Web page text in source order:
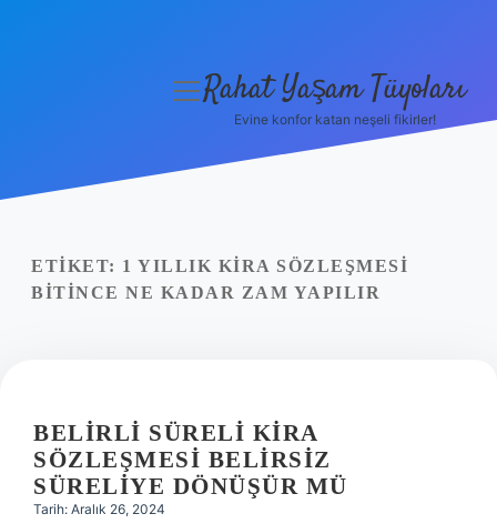
Yasal Uyarı
menüyü
Rahat Yaşam Tüyoları
Evine konfor katan neşeli fikirler!
ETIKET: 1 YILLIK KIRA SÖZLEŞMESI
BITINCE NE KADAR ZAM YAPILIR
BELIRLI SÜRELI KIRA
SÖZLEŞMESI BELIRSIZ
SÜRELIYE DÖNÜŞÜR MÜ
Tarih: Aralık 26, 2024